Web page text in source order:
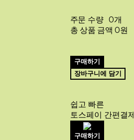
주문 수량 0개
총 상품 금액 0원
구매하기
장바구니에 담기
쉽고 빠른
토스페이 간편결제
구매하기